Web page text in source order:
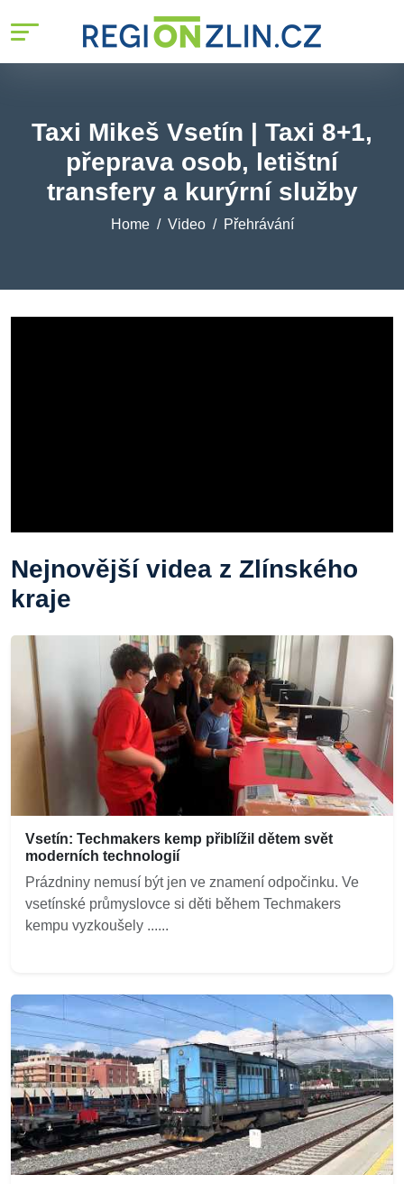
Taxi Mikeš Vsetín | Taxi 8+1,
přeprava osob, letištní
transfery a kurýrní služby
Home Video Přehrávání
Nejnovější videa z Zlínského
kraje
Vsetín: Techmakers kemp přiblížil dětem svět
moderních technologií
Prázdniny nemusí být jen ve znamení odpočinku. Ve
vsetínské průmyslovce si děti během Techmakers
kempu vyzkoušely ......